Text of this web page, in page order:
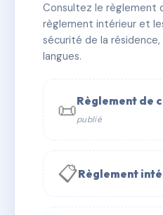
✓ Immatriculée 🏠 68 lots
📞 Contacter Syndic
Consultez le règlement
règlement intérieur et
sécurité de la
langues.
📜Règlement de
publié
📋Règlement